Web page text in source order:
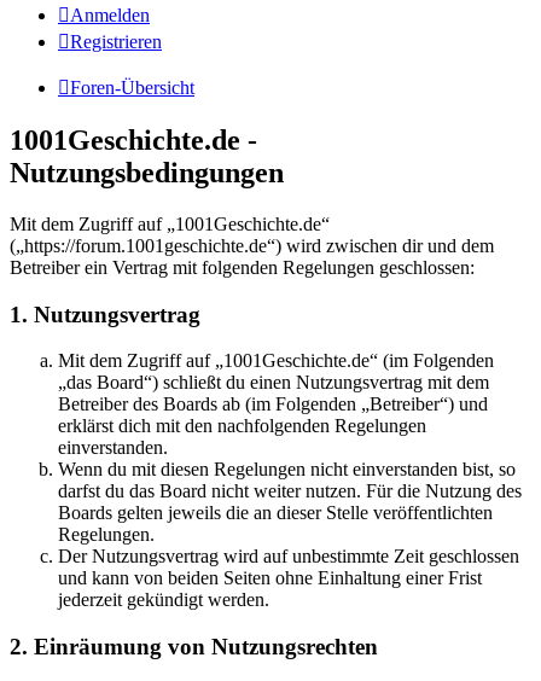
Anmelden
Registrieren
Foren-Übersicht
1001Geschichte.de -
Nutzungsbedingungen
Mit dem Zugriff auf „1001Geschichte.de“
(„https://forum.1001geschichte.de“) wird zwischen dir und dem
Betreiber ein Vertrag mit folgenden Regelungen geschlossen:
1. Nutzungsvertrag
Mit dem Zugriff auf „1001Geschichte.de“ (im Folgenden
„das Board“) schließt du einen Nutzungsvertrag mit dem
Betreiber des Boards ab (im Folgenden „Betreiber“) und
erklärst dich mit den nachfolgenden Regelungen
einverstanden.
Wenn du mit diesen Regelungen nicht einverstanden bist, so
darfst du das Board nicht weiter nutzen. Für die Nutzung des
Boards gelten jeweils die an dieser Stelle veröffentlichten
Regelungen.
Der Nutzungsvertrag wird auf unbestimmte Zeit geschlossen
und kann von beiden Seiten ohne Einhaltung einer Frist
jederzeit gekündigt werden.
2. Einräumung von Nutzungsrechten